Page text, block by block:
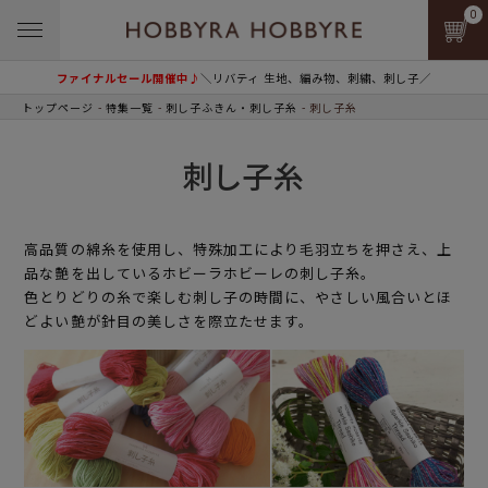
ファイナルセール開催中♪＼リバティ 生地、編み物、刺繍、刺し子／
0
トップページ 特集一覧 刺し子ふきん・刺し子糸 刺し子糸
刺し子糸
高品質の綿糸を使用し、特殊加工により毛羽立ちを押さえ、上
品な艶を出しているホビーラホビーレの刺し子糸。
色とりどりの糸で楽しむ刺し子の時間に、やさしい風合いとほ
どよい艶が針目の美しさを際立たせます。